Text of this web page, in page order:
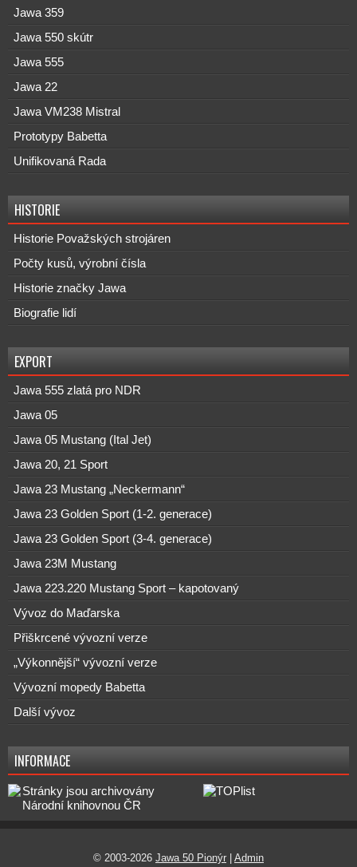
Jawa 359
Jawa 550 skútr
Jawa 555
Jawa 22
Jawa VM238 Mistral
Prototypy Babetta
Unifikovaná Rada
HISTORIE
Historie Považských strojáren
Počty kusů, výrobní čísla
Historie značky Jawa
Biografie lidí
EXPORT
Jawa 555 zlatá pro NDR
Jawa 05
Jawa 05 Mustang (Ital Jet)
Jawa 20, 21 Sport
Jawa 23 Mustang „Neckermann“
Jawa 23 Golden Sport (1-2. generace)
Jawa 23 Golden Sport (3-4. generace)
Jawa 23M Mustang
Jawa 223.220 Mustang Sport – kapotovaný
Vývoz do Maďarska
Přiškrcené vývozní verze
„Výkonnější“ vývozní verze
Vývozní mopedy Babetta
Další vývoz
INFORMACE
© 2003-2026 Jawa 50 Pionýr Admin